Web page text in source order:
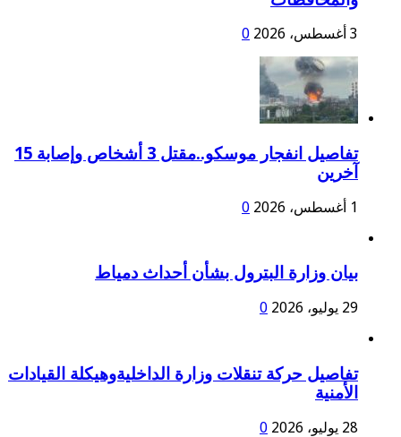
3 أغسطس، 2026 0
تفاصيل انفجار موسكو..مقتل 3 أشخاص وإصابة 15
آخرين
1 أغسطس، 2026 0
بيان وزارة البترول بشأن أحداث دمياط
29 يوليو، 2026 0
تفاصيل حركة تنقلات وزارة الداخليةوهيكلة القيادات
الأمنية
28 يوليو، 2026 0